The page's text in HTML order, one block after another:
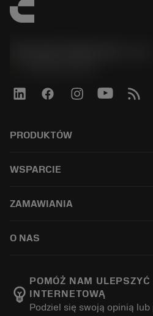
PRODUKTÓW
ซอฟต์แวร์ทั้งหมด
WSPARCIE
ผู้จัดจำหน่ายและผู้เชี่ยวชาญ
ZAMAWIANIA
สั่งซื้อ
ติดตามคำสั่งซื้อของคุณ
ทำใบเสนอราคา
O NAS
Manufacturing Wellness
อาชีพ
emoji_objects
POMÓŻ NAM
INTERNETOWĄ
Podziel się swoją opinią lub